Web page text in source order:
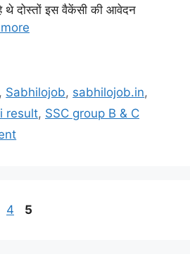
थे दोस्तों इस वैकेंसी की आवेदन
, Sabhilojob, sabhilojob.in,
result, SSC group B & C
Page
4 Page
5